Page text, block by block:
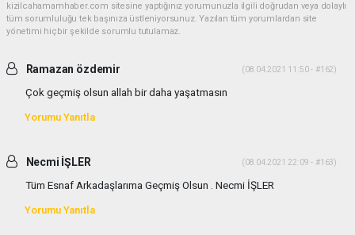
kizilcahamamhaber.com sitesine yaptığınız yorumunuzla ilgili doğrudan veya dolaylı
tüm sorumluluğu tek başınıza üstleniyorsunuz. Yazılan tüm yorumlardan site
yönetimi hiçbir şekilde sorumlu tutulamaz.
Ramazan özdemir (08.04.2021 11:50 - #162)
Çok geçmiş olsun allah bir daha yaşatmasın
Yorumu Yanıtla
Necmi İŞLER (08.04.2021 22:09 - #163)
Tüm Esnaf Arkadaşlarıma Geçmiş Olsun . Necmi İŞLER
Yorumu Yanıtla